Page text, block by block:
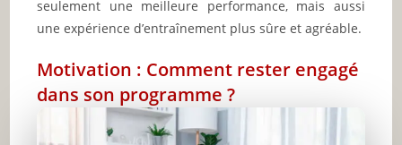
seulement une meilleure performance, mais aussi
une expérience d’entraînement plus sûre et agréable.
Motivation : Comment rester engagé
dans son programme ?